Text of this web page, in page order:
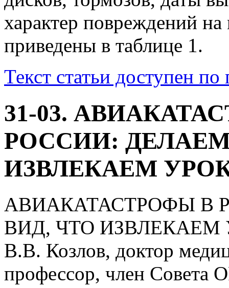
характер повреждений
приведены в таблице 1.
Текст статьи доступен по
31-03.
РОССИИ:
ИЗВЛЕКАЕМ
АВИАКАТАСТРОФЫ В
ВИД, ЧТО ИЗВЛЕКАЕМ
В.В. Козлов, доктор
профессор, член Совета